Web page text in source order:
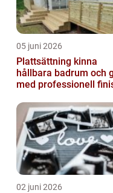
05 juni 2026
Plattsättning kinna
hållbara badrum och
med professionell
02 juni 2026